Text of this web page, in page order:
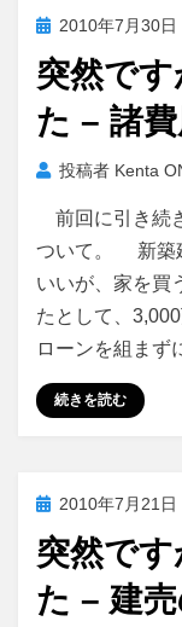
投
日:
2010年7月30日
突然で
た – 諸
投稿者 Kenta
前回に引き続
ついて。 新築
いいが、家を買
たとして、
ローンを組まず
続きを読む
投
日:
2010年7月21日
突然で
た – 建